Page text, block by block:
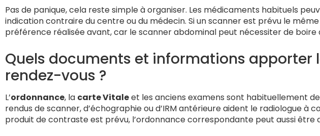
Pas de panique, cela reste simple à organiser. Les médicaments habituels
indication contraire du centre ou du médecin. Si un scanner est prévu le même
préférence réalisée avant, car le scanner abdominal peut nécessiter de boire
Quels documents et informations apporter
rendez-vous ?
L’ordonnance, la carte Vitaleet les anciens examens sont habituellement
rendus de scanner, d’échographie ou d’IRM antérieure aident le radiologue à
produit de contraste est prévu, l’ordonnance correspondante peut aussi être